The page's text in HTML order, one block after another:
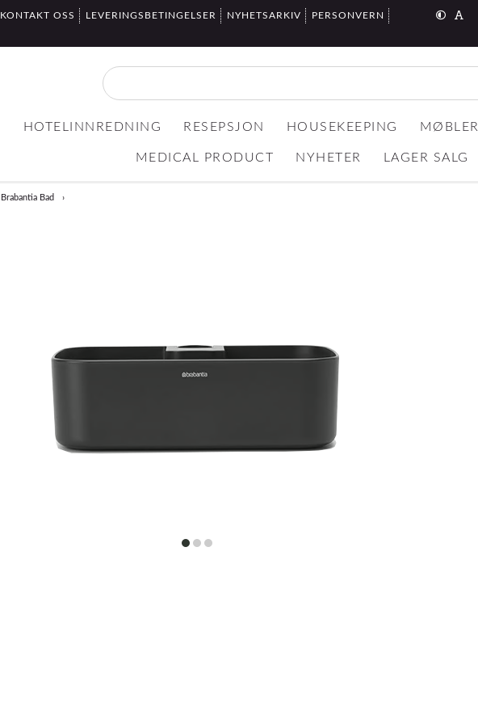
KONTAKT OSS LEVERINGSBETINGELSER NYHETSARKIV
PERSONVERN
HOTELINNREDNING RESEPSJON HOUSEKEEPING MØBLER
MEDICAL PRODUCT NYHETER LAGER SALG
Brabantia Bad
itemitemitem